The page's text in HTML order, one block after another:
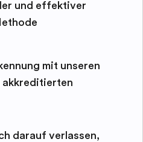
und effektiver
mit unseren
darauf verlassen,